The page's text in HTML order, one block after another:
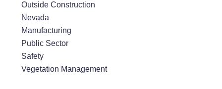
Outside Construction
Nevada
Manufacturing
Public Sector
Safety
Vegetation Management